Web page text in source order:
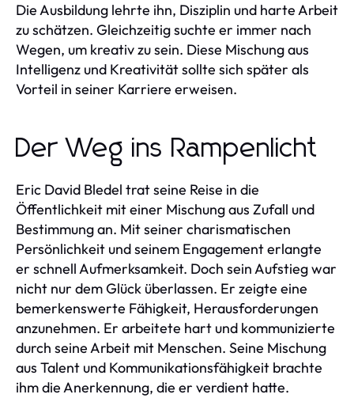
Die Ausbildung lehrte ihn, Disziplin und harte Arbeit
zu schätzen. Gleichzeitig suchte er immer nach
Wegen, um kreativ zu sein. Diese Mischung aus
Intelligenz und Kreativität sollte sich später als
Vorteil in seiner Karriere erweisen.
Der Weg ins Rampenlicht
Eric David Bledel trat seine Reise in die
Öffentlichkeit mit einer Mischung aus Zufall und
Bestimmung an. Mit seiner charismatischen
Persönlichkeit und seinem Engagement erlangte
er schnell Aufmerksamkeit. Doch sein Aufstieg war
nicht nur dem Glück überlassen. Er zeigte eine
bemerkenswerte Fähigkeit, Herausforderungen
anzunehmen. Er arbeitete hart und kommunizierte
durch seine Arbeit mit Menschen. Seine Mischung
aus Talent und Kommunikationsfähigkeit brachte
ihm die Anerkennung, die er verdient hatte.